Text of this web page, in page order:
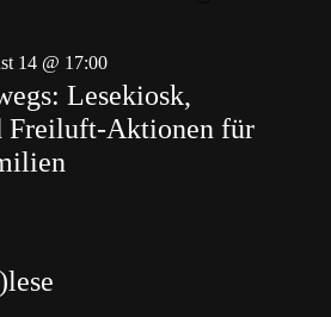
14 @ 17:00
Lesekiosk,
Freiluft-Aktionen für